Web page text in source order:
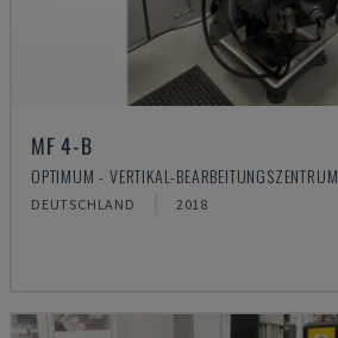
MF 4-B
OPTIMUM - VERTIKAL-BEARBEITUNGSZENTRUM
DEUTSCHLAND 2018